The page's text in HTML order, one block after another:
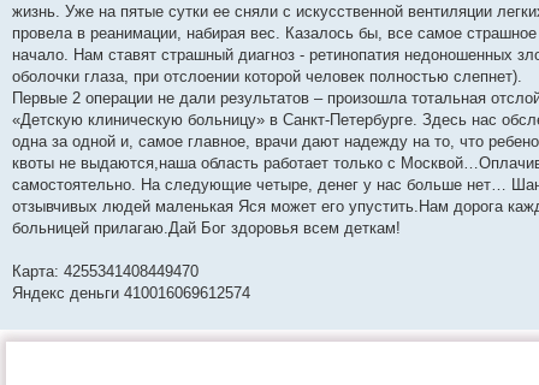
жизнь. Уже на пятые сутки ее сняли с искусственной вентиляции
провела в реанимации, набирая вес. Казалось бы, все самое
начало. Нам ставят страшный диагноз - ретинопатия недоношенных
оболочки глаза, при отслоении которой человек полностью слепнет).
Первые 2 операции не дали результатов – произошла тотальная
«Детскую клиническую больницу» в Санкт-Петербурге. Здесь нас
одна за одной и, самое главное, врачи дают надежду на то, что
квоты не выдаются,наша область работает только с
самостоятельно. На следующие четыре, денег у нас больше нет…
отзывчивых людей маленькая Яся может его упустить.Нам дорога
больницей прилагаю.Дай Бог здоровья всем деткам!
Карта: 4255341408449470
Яндекс деньги 410016069612574